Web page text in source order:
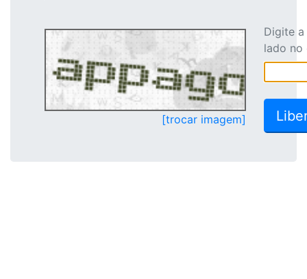
[trocar imagem]
Digite
lado no